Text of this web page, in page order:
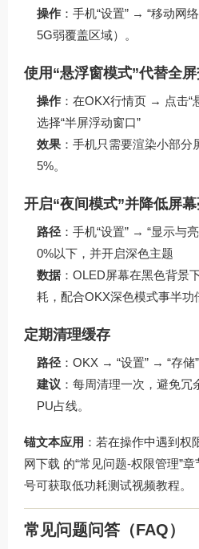
操作 ：手机“设置” → “移动网
5G弱覆盖区域）。
使用“悬浮窗模式”代替全
操作 ：在OKX行情页 → 点击“
选择“半屏浮动窗口”
效果 ：手机只需要渲染小部
5%。
开启“夜间模式”并降低屏
路径 ：手机“设置” → “显示与
0%以下，并开启深色主题
数据 ：OLED屏幕在黑色背景
耗，配合OKX深色模式事半功
定期清理缓存
路径 ：OKX → “设置” → “存储
建议 ：每周清理一次，避免
PU占线。
锚文本应用 ：若在操作中遇到权
网下载 的“常见问题-权限管理”
号可获取低功耗测试视频教程。
常见问题问答（FAQ）